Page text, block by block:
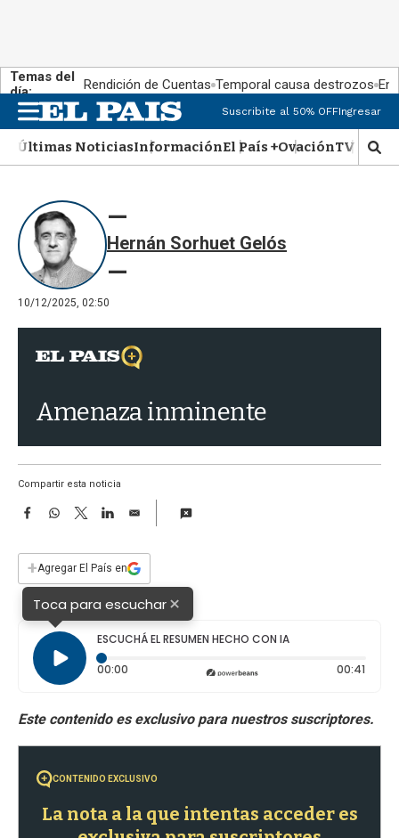
Temas del
día:
Rendición de Cuentas Temporal causa destrozos En
n
u
Suscribite al 50% OFFIngresar
Últimas NoticiasInformaciónEl País +OvaciónTV Show
M
o
q
Hernán Sorhuet Gelós
10/12/2025, 02:50
Amenaza inminente
Compartir esta noticia
F
e
b
o
o
W
s
p
p
T
w
t
r
L
I
n
E
i
l
+Agregar El País en
Toca para escuchar×
ESCUCHÁ EL RESUMEN HECHO CON IA
00:00 Tiempo transcurrido: 0 segundos 00:41
CONTENIDO EXCLUSIVO
La nota a la que intentas acceder es